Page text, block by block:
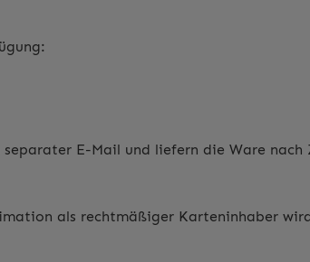
E-Mail und liefern die Ware nach
als rechtmäßiger Karteninhaber